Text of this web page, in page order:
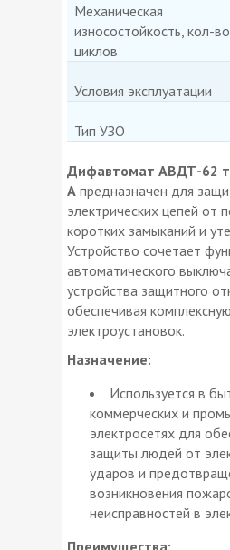
Механическая
износостойкость, кол-во
циклов
Условия эксплуатации
Тип УЗО
Дифавтомат АВДТ-62
А предназначен для
электрических цепей от
коротких замыканий и
Устройство сочетает
автоматического
устройства защитного
обеспечивая
электроустановок.
Назначение:
Используется в
коммерческих и
электросетях для
защиты людей от
ударов и
возникновения
неисправностей в
Преимущества: